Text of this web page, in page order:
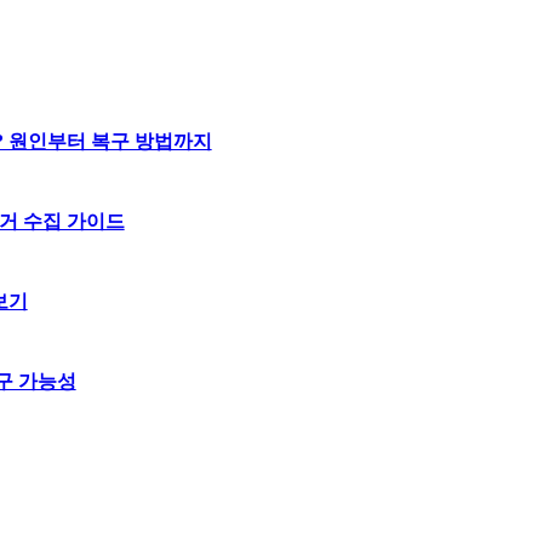
인부터 복구 방법까지
수집 가이드
가능성